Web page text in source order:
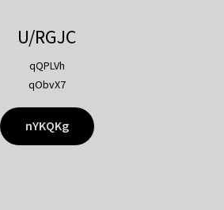
U/RGJC
qQPLVh
qObvX7
nYKQKg